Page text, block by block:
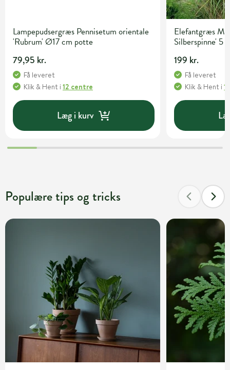
Lampepudsergræs Pennisetum orientale
'Rubrum' Ø17 cm potte
79,95 kr.
Få leveret
Klik & Hent i 12 centre
Læg i kurv
Elefantgræs
Silberspinne' 5
199 kr.
Få leveret
Klik & Hent i
Populære tips og tricks